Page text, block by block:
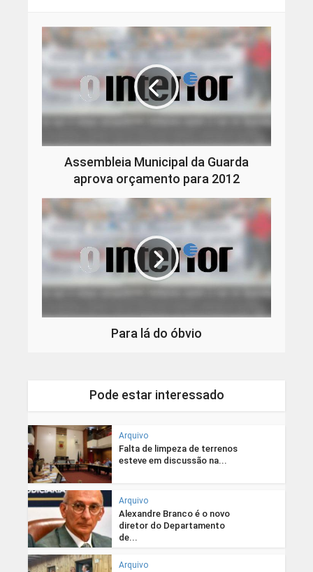
Assembleia Municipal da Guarda
aprova orçamento para 2012
Para lá do óbvio
Pode estar interessado
Arquivo
Falta de limpeza de terrenos
esteve em discussão na...
Arquivo
Alexandre Branco é o novo
diretor do Departamento
de...
Arquivo